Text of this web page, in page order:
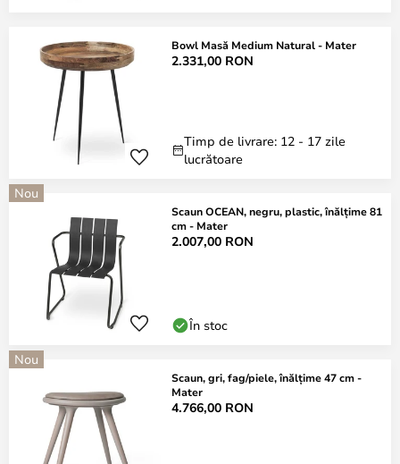
Bowl Masă Medium Natural - Mater
2.331,00 RON
Timp de livrare: 12 - 17 zile
lucrătoare
Nou
Scaun OCEAN, negru, plastic, înălțime 81
cm - Mater
2.007,00 RON
În stoc
Nou
Scaun, gri, fag/piele, înălțime 47 cm -
Mater
4.766,00 RON